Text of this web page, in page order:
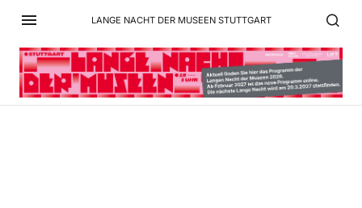
LANGE NACHT DER MUSEEN STUTTGART